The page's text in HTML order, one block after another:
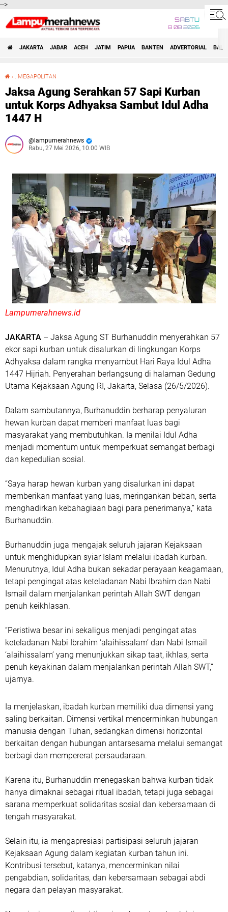
-->
SABTU
8 08 2026
JAKARTA JABAR ACEH JATIM PAPUA BANTEN ADVERTORIAL BALI
› . MEGAPOLITAN
Jaksa Agung Serahkan 57 Sapi Kurban
untuk Korps Adhyaksa Sambut Idul Adha
1447 H
lampumerahnews
Rabu, 27 Mei 2026, 10.00 WIB
Lampumerahnews.id
JAKARTA – Jaksa Agung ST Burhanuddin menyerahkan 57
ekor sapi kurban untuk disalurkan di lingkungan Korps
Adhyaksa dalam rangka menyambut Hari Raya Idul Adha
1447 Hijriah. Penyerahan berlangsung di halaman Gedung
Utama Kejaksaan Agung RI, Jakarta, Selasa (26/5/2026).
Dalam sambutannya, Burhanuddin berharap penyaluran
hewan kurban dapat memberi manfaat luas bagi
masyarakat yang membutuhkan. Ia menilai Idul Adha
menjadi momentum untuk memperkuat semangat berbagi
dan kepedulian sosial.
“Saya harap hewan kurban yang disalurkan ini dapat
memberikan manfaat yang luas, meringankan beban, serta
menghadirkan kebahagiaan bagi para penerimanya,” kata
Burhanuddin.
Burhanuddin juga mengajak seluruh jajaran Kejaksaan
untuk menghidupkan syiar Islam melalui ibadah kurban.
Menurutnya, Idul Adha bukan sekadar perayaan keagamaan,
tetapi pengingat atas keteladanan Nabi Ibrahim dan Nabi
Ismail dalam menjalankan perintah Allah SWT dengan
penuh keikhlasan.
“Peristiwa besar ini sekaligus menjadi pengingat atas
keteladanan Nabi Ibrahim ‘alaihissalam’ dan Nabi Ismail
‘alaihissalam’ yang menunjukkan sikap taat, ikhlas, serta
penuh keyakinan dalam menjalankan perintah Allah SWT,”
ujarnya.
Ia menjelaskan, ibadah kurban memiliki dua dimensi yang
saling berkaitan. Dimensi vertikal mencerminkan hubungan
manusia dengan Tuhan, sedangkan dimensi horizontal
berkaitan dengan hubungan antarsesama melalui semangat
berbagi dan mempererat persaudaraan.
Karena itu, Burhanuddin menegaskan bahwa kurban tidak
hanya dimaknai sebagai ritual ibadah, tetapi juga sebagai
sarana memperkuat solidaritas sosial dan kebersamaan di
tengah masyarakat.
Selain itu, ia mengapresiasi partisipasi seluruh jajaran
Kejaksaan Agung dalam kegiatan kurban tahun ini.
Kontribusi tersebut, katanya, mencerminkan nilai
pengabdian, solidaritas, dan kebersamaan sebagai abdi
negara dan pelayan masyarakat.